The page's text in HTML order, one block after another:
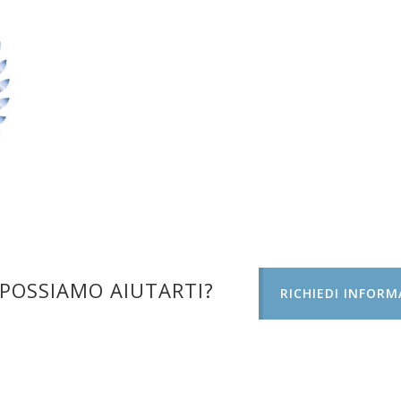
AIUTARTI? RICHIEDI